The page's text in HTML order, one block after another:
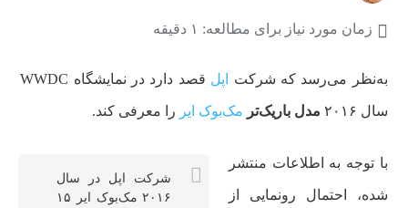
زمان مورد نیاز برای مطالعه: ۱ دقیقه
به‌نظر می‌رسد که شرکت اپل قصد دارد در نمایشگاه WWDC
سال ۲۰۱۶ مدل باریک‌تر مک‌بوک ایر را معرفی کند.
شرکت اپل در سال
۲۰۱۶ مک‌بوک ایر ۱۵
با توجه به اطلاعات منتشر
شده، احتمال رونمایی از